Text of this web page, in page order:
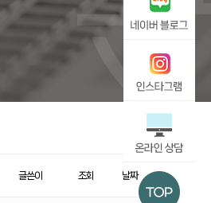
글쓴이 조회 날짜